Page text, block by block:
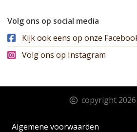
Volg ons op social media
Kijk ook eens op onze
Volg ons op Instagram
copyright 2026
Algemene voorwaarden